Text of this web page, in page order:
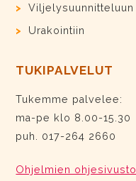
Viljelysuunnitteluun
Urakointiin
TUKIPALVELUT
Tukemme palvelee:
ma-pe klo 8.00-15.30
puh. 017-264 2660
Ohjelmien ohjesivusto